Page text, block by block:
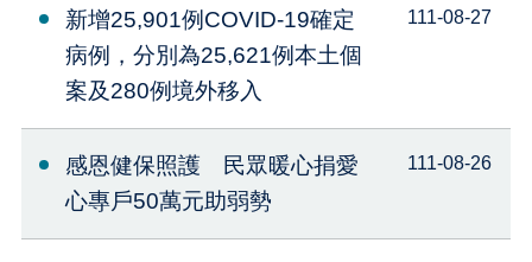
新增25,901例COVID-19確定
病例，分別為25,621例本土個
案及280例境外移入
111-08-27
感恩健保照護 民眾暖心捐愛
心專戶50萬元助弱勢
111-08-26